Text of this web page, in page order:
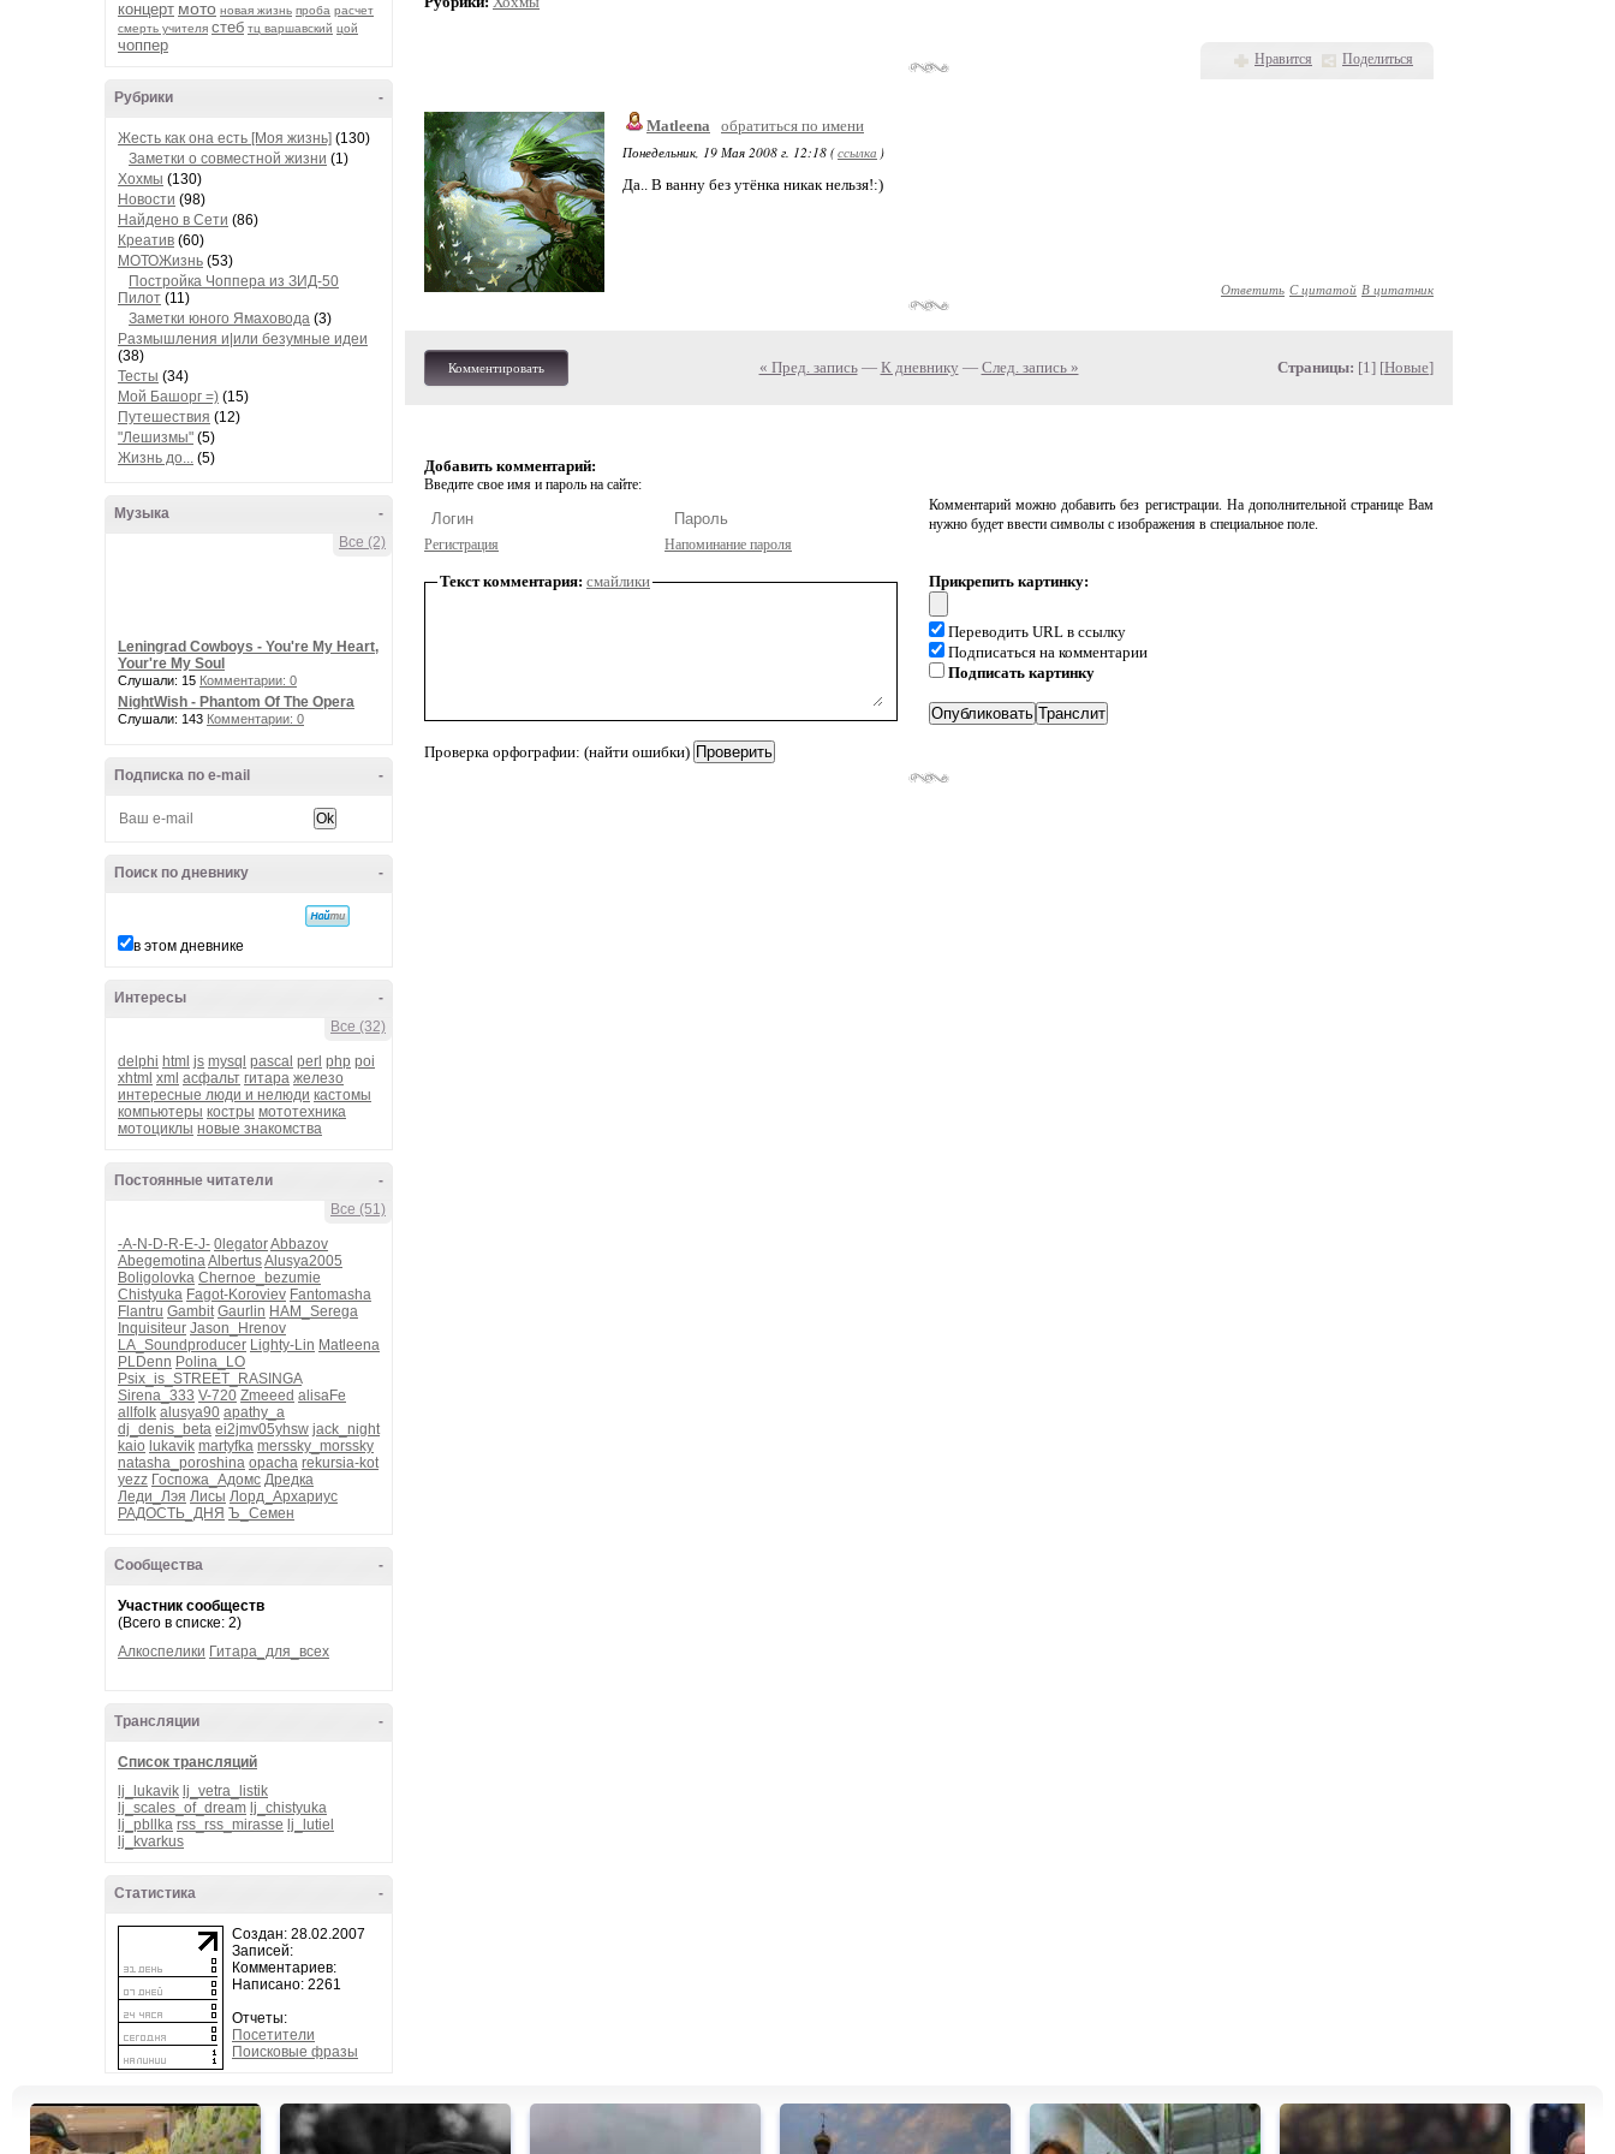
концерт мото новая жизнь проба расчет
смерть учителя стеб тц варшавский цой
чоппер
-
Рубрики
Жесть как она есть [Моя жизнь] (130)
Заметки о совместной жизни (1)
Хохмы (130)
Новости (98)
Найдено в Сети (86)
Креатив (60)
МОТОЖизнь (53)
Постройка Чоппера из ЗИД-50
Пилот (11)
Заметки юного Ямаховода (3)
Размышления и|или безумные идеи
(38)
Тесты (34)
Мой Башорг =) (15)
Путешествия (12)
"Лешизмы" (5)
Жизнь до... (5)
-
Музыка
Все (2)
Leningrad Cowboys - You're My Heart,
Your're My Soul
Слушали: 15 Комментарии: 0
NightWish - Phantom Of The Opera
Слушали: 143 Комментарии: 0
-
Подписка по e-mail
-
Поиск по дневнику
в этом дневнике
-
Интересы
Все (32)
delphi html js mysql pascal perl php poi
xhtml xml асфальт гитара железо
интересные люди и нелюди кастомы
компьютеры костры мототехника
мотоциклы новые знакомства
-
Постоянные читатели
Все (51)
-A-N-D-R-E-J- 0legatorAbbazov
AbegemotinaAlbertusAlusya2005
Boligolovka Chernoe_bezumie
Chistyuka Fagot-Koroviev Fantomasha
Flantru Gambit Gaurlin HAM_Serega
Inquisiteur Jason_Hrenov
LA_Soundproducer Lighty-Lin Matleena
PLDenn Polina_LO
Psix_is_STREET_RASINGA
Sirena_333 V-720 Zmeeed alisaFe
allfolk alusya90 apathy_a
dj_denis_beta ei2jmv05yhsw jack_night
kaio lukavik martyfka merssky_morssky
natasha_poroshina opacha rekursia-kot
yezz Госпожа_Адомс Дредка
Леди_Лэя Лисы Лорд_Архариус
РАДОСТЬ_ДНЯ Ъ_Семен
-
Сообщества
Участник сообществ
(Всего в списке: 2)
Алкоспелики Гитара_для_всех
-
Трансляции
Список трансляций
lj_lukavik lj_vetra_listik
lj_scales_of_dream lj_chistyuka
lj_pbllka rss_rss_mirasse lj_lutiel
lj_kvarkus
-
Статистика
Создан: 28.02.2007
Записей:
Комментариев:
Написано: 2261
Отчеты:
Посетители
Поисковые фразы
Нравится Поделиться
Matleena
обратиться по имени
Понедельник, 19 Мая 2008 г. 12:18 (ссылка )
Да.. В ванну без утёнка никак нельзя!:)
Ответить С цитатой В цитатник
Комментировать « Пред. запись— К дневнику — След. запись » Страницы: [1] [Новые]
Добавить комментарий:
Введите свое имя и пароль на сайте:
Регистрация Напоминание пароля
Комментарий можно добавить без регистрации. На дополнительной странице Вам
нужно будет ввести символы с изображения в специальное поле.
Текст комментария: смайлики
Проверка орфографии: (найти ошибки)
Прикрепить картинку:
Переводить URL в ссылку
Подписаться на комментарии
Подписать картинку